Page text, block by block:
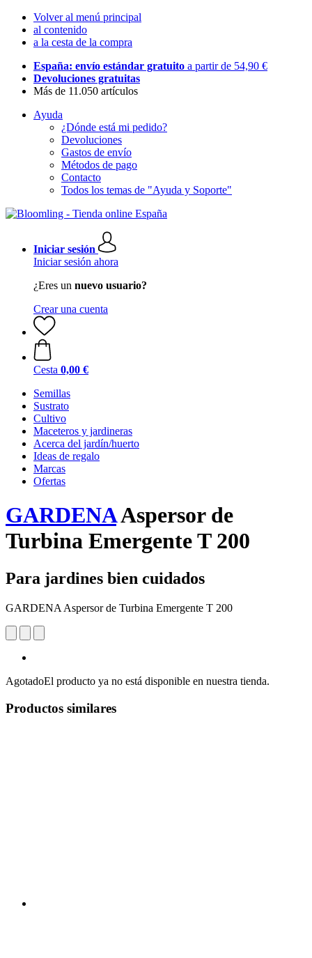
Volver al menú principal
al contenido
a la cesta de la compra
España: envío estándar gratuito a partir de 54,90 €
Devoluciones gratuitas
Más de 11.050 artículos
Ayuda
¿Dónde está mi pedido?
Devoluciones
Gastos de envío
Métodos de pago
Contacto
Todos los temas de "Ayuda y Soporte"
Iniciar sesión
Iniciar sesión ahora
¿Eres un nuevo usuario?
Crear una cuenta
Cesta 0,00 €
Semillas
Sustrato
Cultivo
Maceteros y jardineras
Acerca del jardín/huerto
Ideas de regalo
Marcas
Ofertas
GARDENAAspersor de
Turbina Emergente T 200
Para jardines bien cuidados
GARDENA Aspersor de Turbina Emergente T 200
AgotadoEl producto ya no está disponible en nuestra tienda.
Productos similares